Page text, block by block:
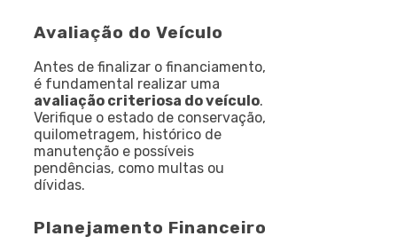
Avaliação do Veículo
Antes de finalizar o financiamento,
é fundamental realizar uma
avaliação criteriosa do veículo.
Verifique o estado de conservação,
quilometragem, histórico de
manutenção e possíveis
pendências, como multas ou
dívidas.
Planejamento Financeiro